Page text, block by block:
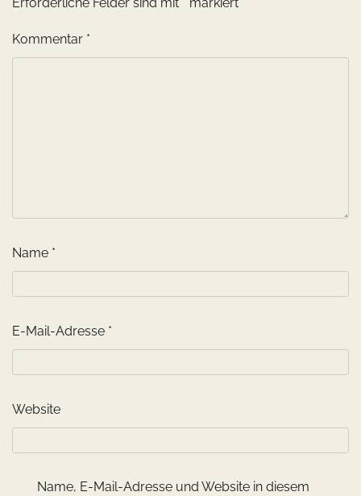
Erforderliche Felder sind mit markiert
Kommentar *
Name *
E-Mail-Adresse *
Website
Name, E-Mail-Adresse und Website in diesem